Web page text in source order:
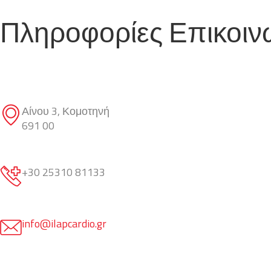
Πληροφορίες
Αίνου 3, Κομοτηνή
691 00
+30 25310 81133
info@ilapcardio.gr